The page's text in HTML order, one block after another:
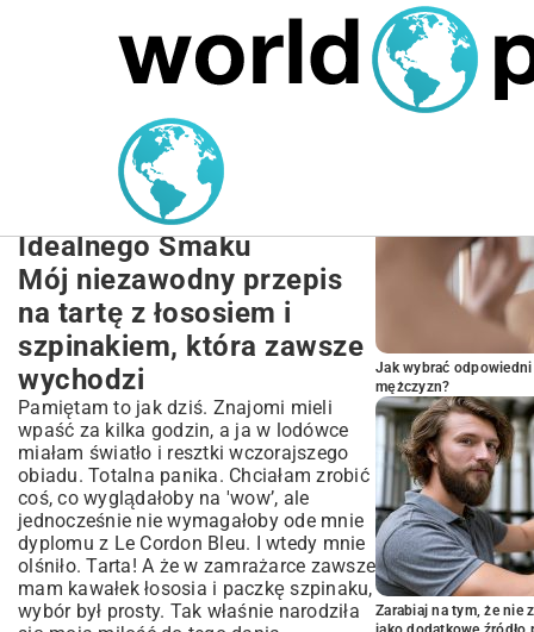
MARIUSZ ŁAMAGA 27.09.2025
Przepis na Tartę z
Łososiem i Szpinakiem:
Krok po Kroku do
Idealnego Smaku
Mój niezawodny przepis
na tartę z łososiem i
szpinakiem, która zawsze
wychodzi
Pamiętam to jak dziś. Znajomi mieli
wpaść za kilka godzin, a ja w lodówce
miałam światło i resztki wczorajszego
obiadu. Totalna panika. Chciałam zrobić
coś, co wyglądałoby na 'wow’, ale
jednocześnie nie wymagałoby ode mnie
dyplomu z Le Cordon Bleu. I wtedy mnie
olśniło. Tarta! A że w zamrażarce zawsze
mam kawałek łososia i paczkę szpinaku,
wybór był prosty. Tak właśnie narodziła
Jak wybrać
mężczyzn?
Zarabiaj na tym, że nie